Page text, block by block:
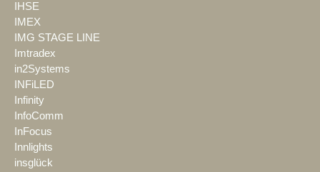
IHSE
IMEX
IMG STAGE LINE
Imtradex
in2Systems
INFiLED
Infinity
InfoComm
InFocus
Innlights
insglück